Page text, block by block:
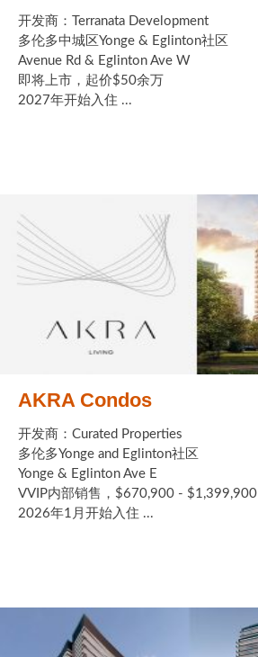
开发商：Terranata Development
多伦多中城区Yonge & Eglinton社区
Avenue Rd & Eglinton Ave W
即将上市，起价$50余万
2027年开始入住 ...
AKRA Condos
开发商：Curated Properties
多伦多Yonge and Eglinton社区
Yonge & Eglinton Ave E
VVIP内部销售，$670,900 - $1,399,900
2026年1月开始入住 ...